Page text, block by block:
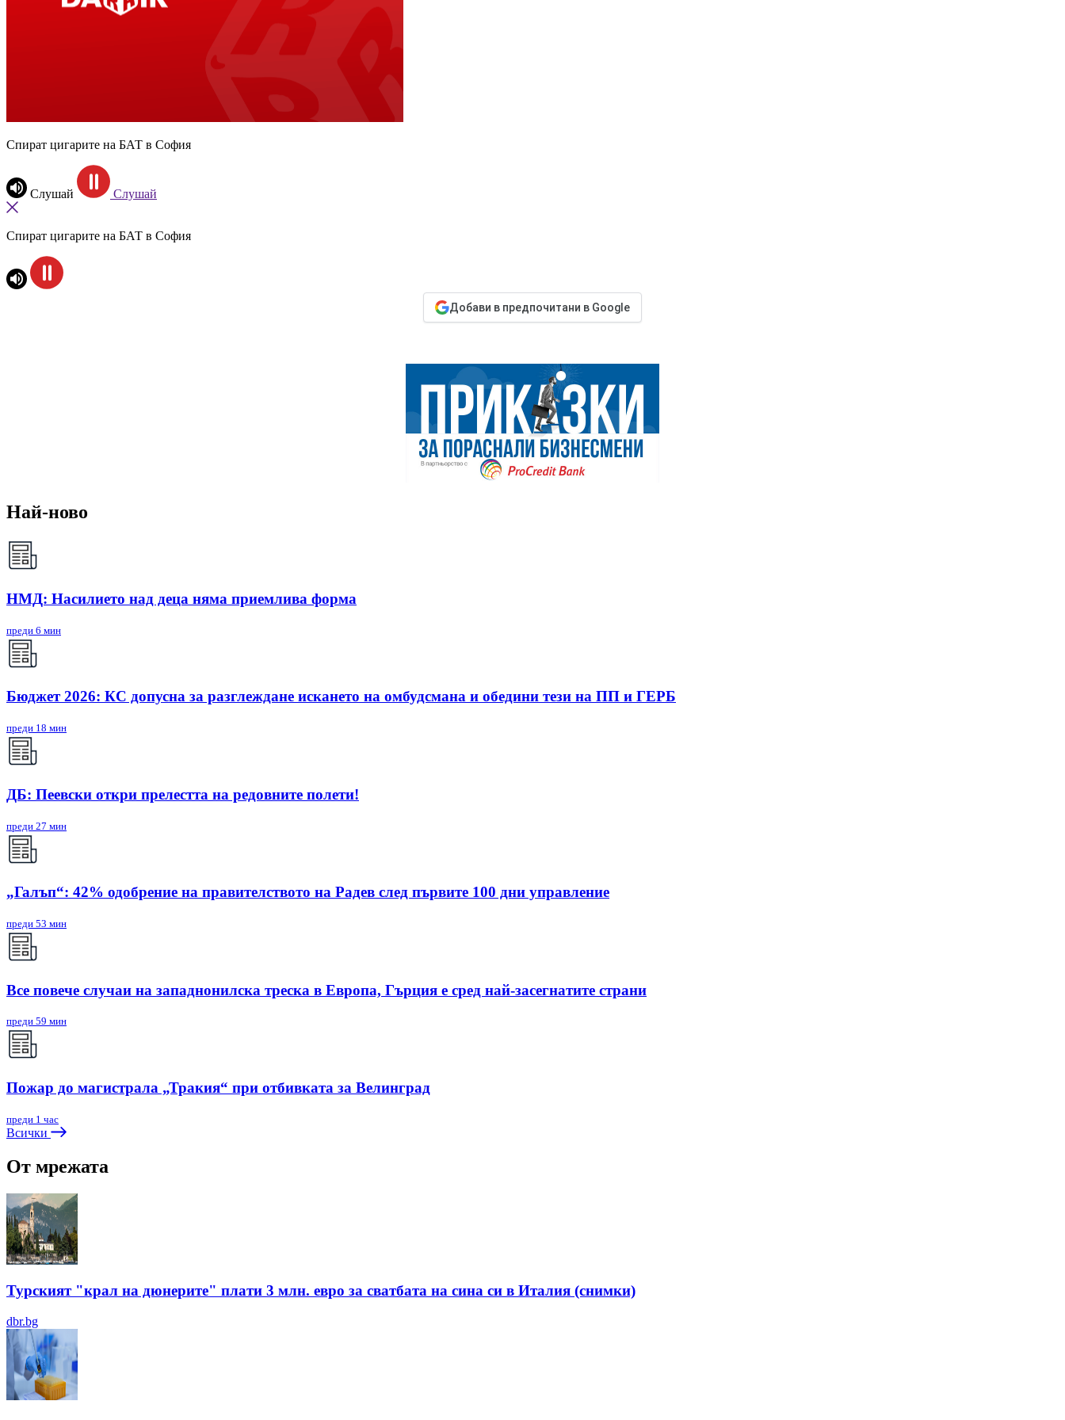
Спират цигарите на БАТ в София
Слушай Слушай
Спират цигарите на БАТ в София
Добави в предпочитани в Google
Най-ново
НМД: Насилието над деца няма приемлива форма
преди 6 мин
Бюджет 2026: КС допусна за разглеждане искането на омбудсмана и обедини тези на ПП и ГЕРБ
преди 18 мин
ДБ: Пеевски откри прелестта на редовните полети!
преди 27 мин
„Галъп“: 42% одобрение на правителството на Радев след първите 100 дни управление
преди 53 мин
Все повече случаи на западнонилска треска в Европа, Гърция е сред най-засегнатите страни
преди 59 мин
Пожар до магистрала „Тракия“ при отбивката за Велинград
преди 1 час
Всички
От мрежата
Турският "крал на дюнерите" плати 3 млн. евро за сватбата на сина си в Италия (снимки)
dbr.bg